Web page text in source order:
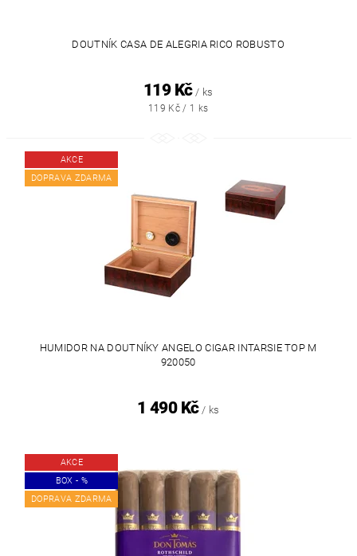
DOUTNÍK CASA DE ALEGRIA RICO ROBUSTO
119 Kč / ks
119 Kč / 1 ks
AKCE
DOPRAVA ZDARMA
HUMIDOR NA DOUTNÍKY ANGELO CIGAR INTARSIE TOP M
920050
1 490 Kč / ks
AKCE
BOX - %
DOPRAVA ZDARMA